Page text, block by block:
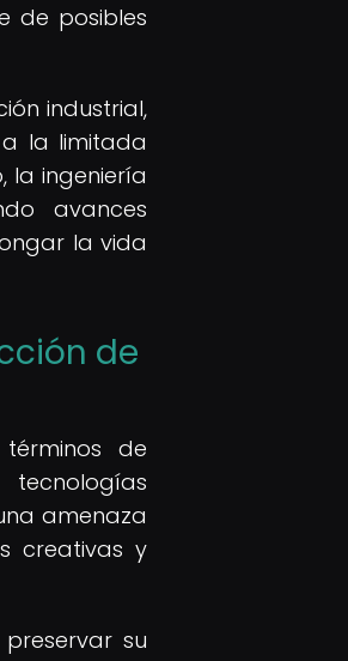
de posibles
industrial,
a la limitada
la ingeniería
avances
la vida
de
de
amenaza
creativas y
su